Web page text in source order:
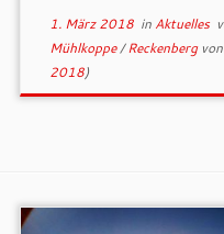
1. März 2018in Aktuelles
Mühlkoppe/Reckenberg von
2018)